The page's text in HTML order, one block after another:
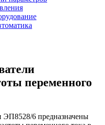
переменного
ЭП8528/6 предназначены